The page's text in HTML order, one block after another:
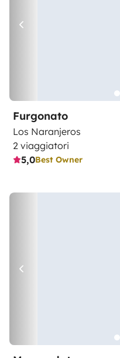
Furgonato
Los Naranjeros
2 viaggiatori
5,0Best Owner